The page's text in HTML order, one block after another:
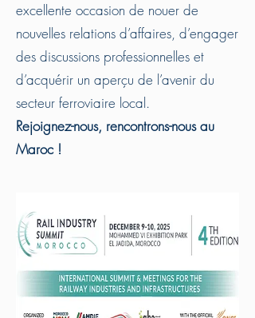
excellente occasion de nouer de
nouvelles relations d’affaires, d’engager
des discussions professionnelles et
d’acquérir un aperçu de l’avenir du
secteur ferroviaire local.
Rejoignez-nous, rencontrons-nous au
Maroc !